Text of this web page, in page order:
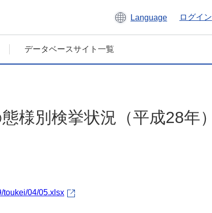
Language ログイン
データベースサイト一覧
様別検挙状況（平成28年）
toukei/04/05.xlsx